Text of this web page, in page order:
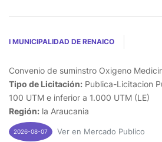
I MUNICIPALIDAD DE RENAICO
Convenio de suminstro Oxigeno
Tipo de Licitación: Publica-Licitacion
100 UTM e inferior a 1.000 UTM (LE)
Región: la Araucania
2026-08-07 Ver en Mercado Publico